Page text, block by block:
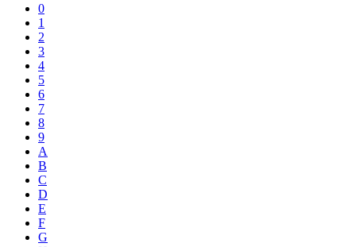
0
1
2
3
4
5
6
7
8
9
A
B
C
D
E
F
G